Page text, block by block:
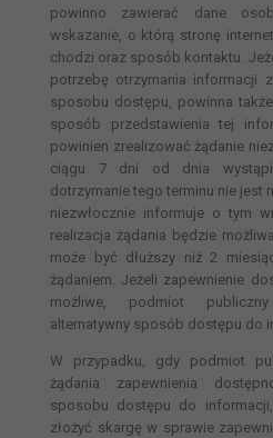
powinno zawierać dane
wskazanie, o którą stronę
chodzi oraz sposób kontaktu.
potrzebę otrzymania informacji
sposobu dostępu, powinna
sposób przedstawienia tej
powinien zrealizować żądanie
ciągu 7 dni od dnia
dotrzymanie tego terminu nie jest
niezwłocznie informuje o tym
realizacja żądania będzie
może być dłuższy niż 2
żądaniem. Jeżeli zapewnienie
możliwe, podmiot
alternatywny sposób dostępu do
W przypadku, gdy podmiot
żądania zapewnienia
sposobu dostępu do
złożyć skargę w sprawie